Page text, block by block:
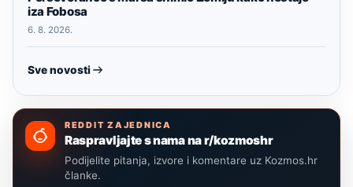
iza Fobosa
6. 8. 2026.
Sve novosti
REDDIT ZAJEDNICA
Raspravljajte s nama na r/kozmoshr
Podijelite pitanja, izvore i komentare uz Kozmos.hr
članke.